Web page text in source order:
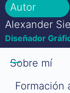
Autor
Alexander
Diseñador
Sobre mí
Formación